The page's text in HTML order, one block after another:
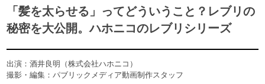
「髪を太らせる」ってどういうこと？レブリの
秘密を大公開。ハホニコのレブリシリーズ
出演：酒井良明（株式会社ハホニコ）
撮影・編集：パブリックメディア動画制作スタッフ